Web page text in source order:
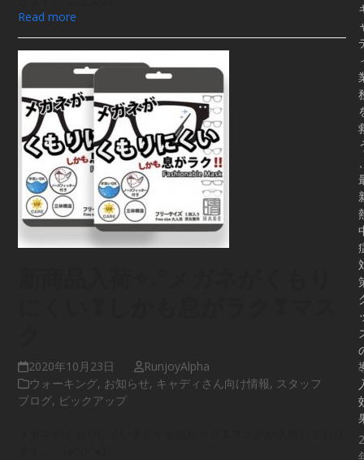
Read more
2020年10月23日
RunjoyAlpha
ウォーキング, お知らせ, キャディさん向け情報, スタッフ
ブログ, ピックアップ